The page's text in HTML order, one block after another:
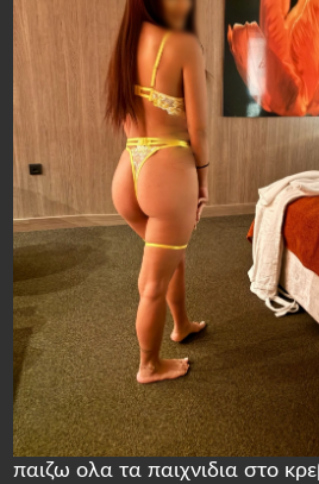
παιζω ολα τα παιχνιδια στο